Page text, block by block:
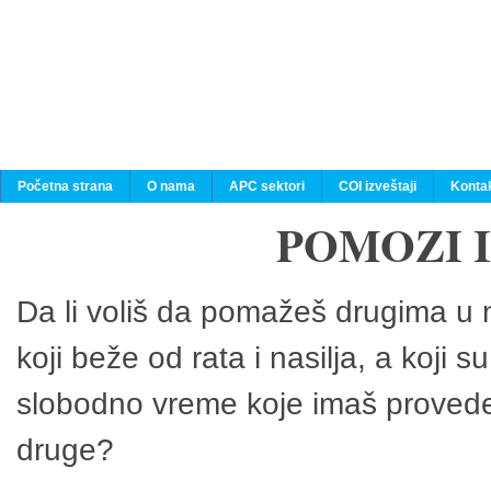
Početna strana O nama APC sektori COI izveštaji
POMOZI
Da li voliš da pomažeš drugima
koji beže od rata i nasilja, a koji
slobodno vreme koje imaš
druge?